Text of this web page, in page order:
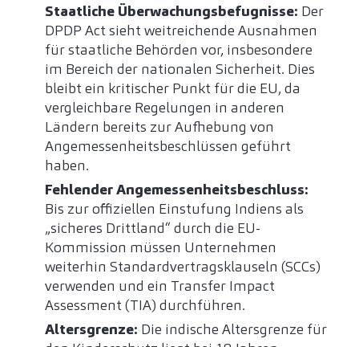
Staatliche Überwachungsbefugnisse: Der
DPDP Act sieht weitreichende Ausnahmen
für staatliche Behörden vor, insbesondere
im Bereich der nationalen Sicherheit. Dies
bleibt ein kritischer Punkt für die EU, da
vergleichbare Regelungen in anderen
Ländern bereits zur Aufhebung von
Angemessenheitsbeschlüssen geführt
haben.
Fehlender Angemessenheitsbeschluss:
Bis zur offiziellen Einstufung Indiens als
„sicheres Drittland“ durch die EU-
Kommission müssen Unternehmen
weiterhin Standardvertragsklauseln (SCCs)
verwenden und ein Transfer Impact
Assessment (TIA) durchführen.
Altersgrenze: Die indische Altersgrenze für